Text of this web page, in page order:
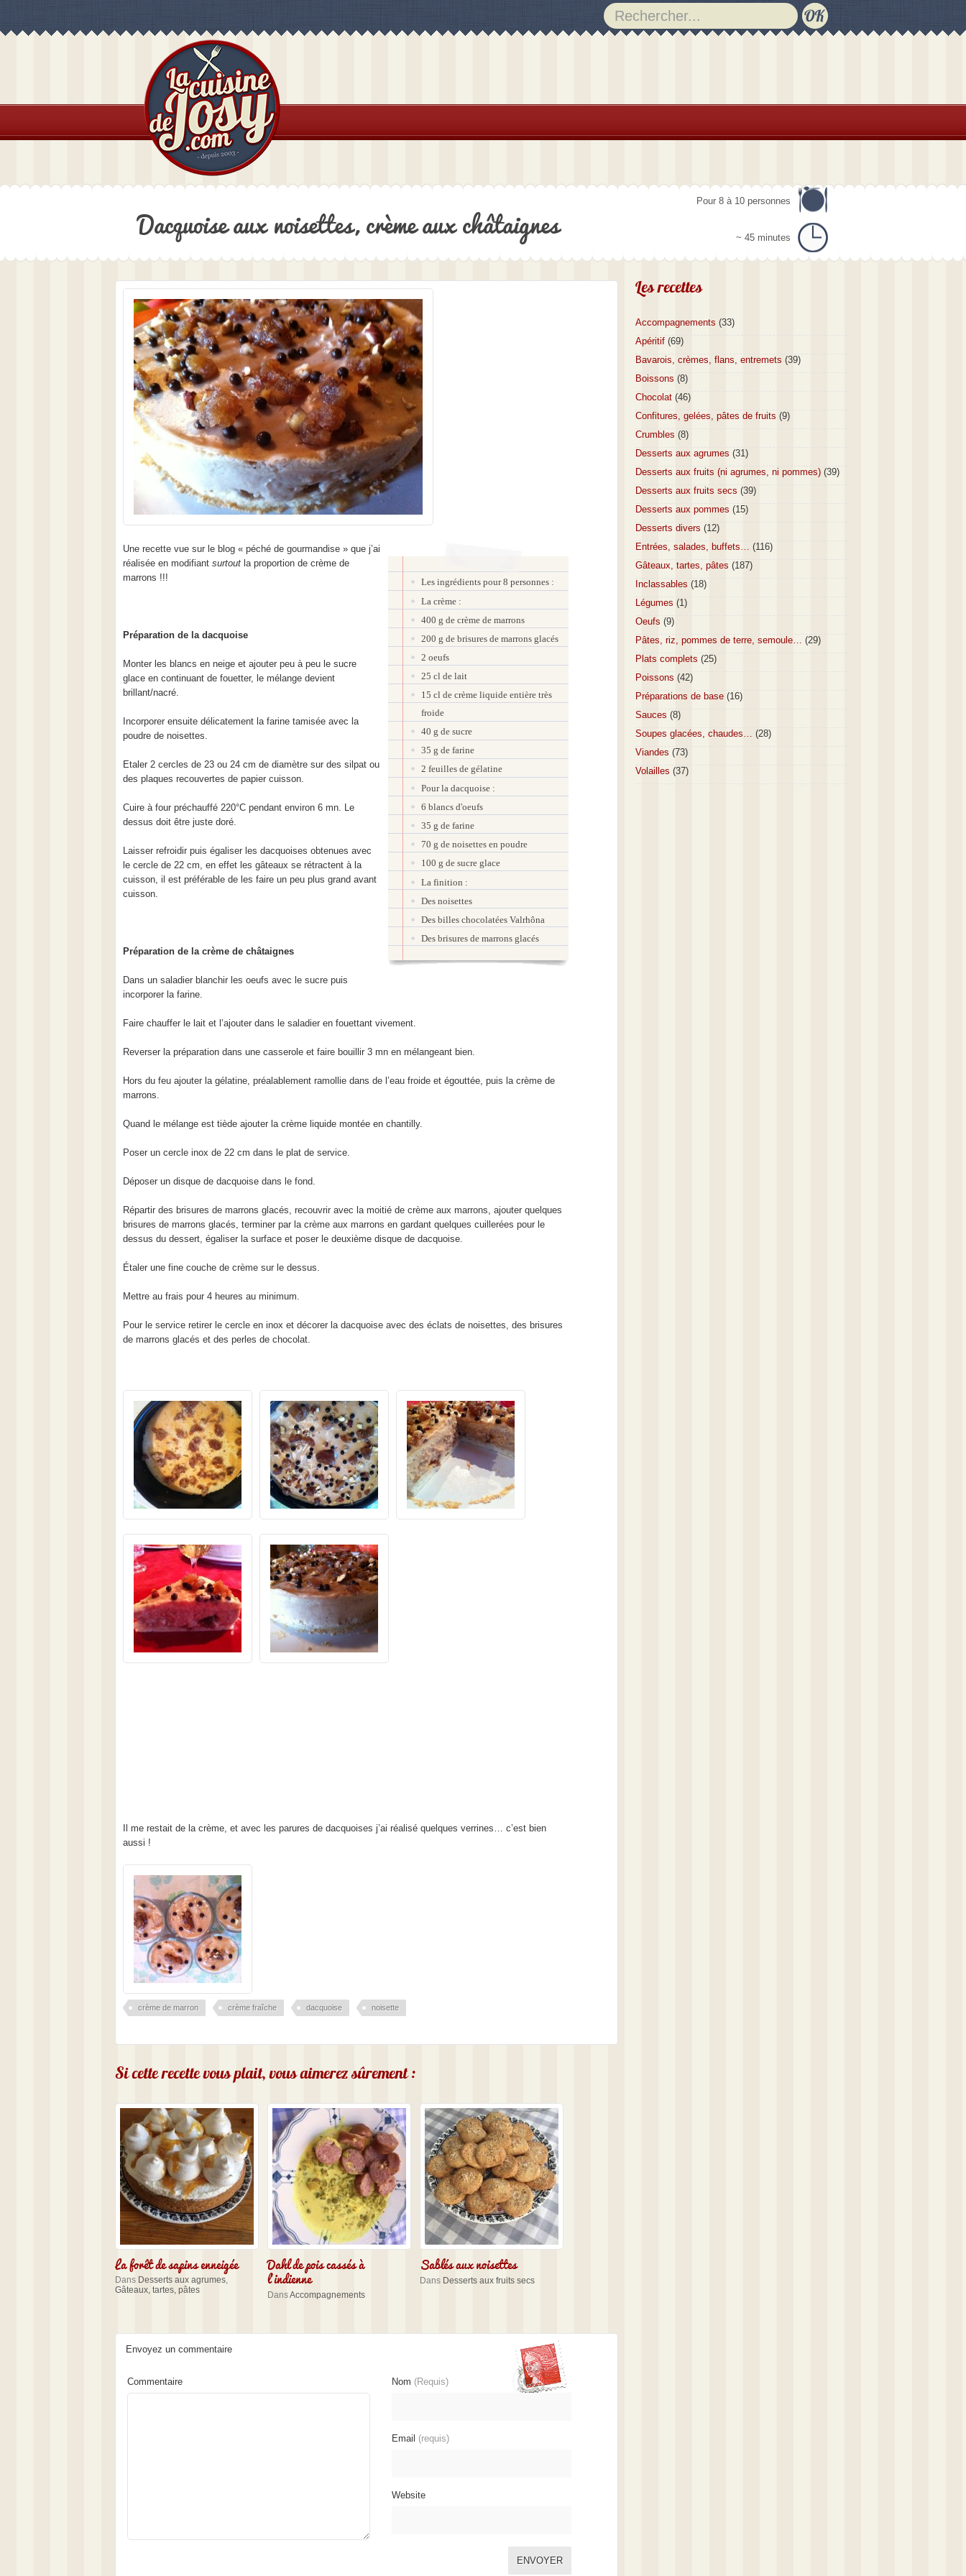
Dacquoise aux noisettes, crème aux châtaignes
Pour 8 à 10 personnes
~ 45 minutes
Les ingrédients pour 8 personnes :
La crème :
400 g de crème de marrons
200 g de brisures de marrons glacés
2 oeufs
25 cl de lait
15 cl de crème liquide entière très
froide
40 g de sucre
35 g de farine
2 feuilles de gélatine
Pour la dacquoise :
6 blancs d'oeufs
35 g de farine
70 g de noisettes en poudre
100 g de sucre glace
La finition :
Des noisettes
Des billes chocolatées Valrhôna
Des brisures de marrons glacés
Une recette vue sur le blog « péché de gourmandise » que j’ai
réalisée en modifiant surtout la proportion de crème de
marrons !!!
Préparation de la dacquoise
Monter les blancs en neige et ajouter peu à peu le sucre
glace en continuant de fouetter, le mélange devient
brillant/nacré.
Incorporer ensuite délicatement la farine tamisée avec la
poudre de noisettes.
Etaler 2 cercles de 23 ou 24 cm de diamètre sur des silpat ou
des plaques recouvertes de papier cuisson.
Cuire à four préchauffé 220°C pendant environ 6 mn. Le
dessus doit être juste doré.
Laisser refroidir puis égaliser les dacquoises obtenues avec
le cercle de 22 cm, en effet les gâteaux se rétractent à la
cuisson, il est préférable de les faire un peu plus grand avant
cuisson.
Préparation de la crème de châtaignes
Dans un saladier blanchir les oeufs avec le sucre puis
incorporer la farine.
Faire chauffer le lait et l’ajouter dans le saladier en fouettant vivement.
Reverser la préparation dans une casserole et faire bouillir 3 mn en mélangeant bien.
Hors du feu ajouter la gélatine, préalablement ramollie dans de l’eau froide et égouttée, puis la crème de
marrons.
Quand le mélange est tiède ajouter la crème liquide montée en chantilly.
Poser un cercle inox de 22 cm dans le plat de service.
Déposer un disque de dacquoise dans le fond.
Répartir des brisures de marrons glacés, recouvrir avec la moitié de crème aux marrons, ajouter quelques
brisures de marrons glacés, terminer par la crème aux marrons en gardant quelques cuillerées pour le
dessus du dessert, égaliser la surface et poser le deuxième disque de dacquoise.
Étaler une fine couche de crème sur le dessus.
Mettre au frais pour 4 heures au minimum.
Pour le service retirer le cercle en inox et décorer la dacquoise avec des éclats de noisettes, des brisures
de marrons glacés et des perles de chocolat.
Il me restait de la crème, et avec les parures de dacquoises j’ai réalisé quelques verrines… c’est bien
aussi !
crème de marron crème fraîche dacquoise noisette
Si cette recette vous plait, vous aimerez sûrement :
La forêt de sapins enneigée
Dans Desserts aux agrumes,
Gâteaux, tartes, pâtes
Dahl de pois cassés à
l’indienne
DansAccompagnements
Sablés aux noisettes
Dans Desserts aux fruits secs
Envoyez un commentaire
Nom (Requis)
Email (requis)
Website
Commentaire
Les recettes
Accompagnements (33)
Apéritif (69)
Bavarois, crèmes, flans, entremets (39)
Boissons (8)
Chocolat (46)
Confitures, gelées, pâtes de fruits (9)
Crumbles (8)
Desserts aux agrumes (31)
Desserts aux fruits (ni agrumes, ni pommes) (39)
Desserts aux fruits secs (39)
Desserts aux pommes (15)
Desserts divers (12)
Entrées, salades, buffets… (116)
Gâteaux, tartes, pâtes (187)
Inclassables (18)
Légumes (1)
Oeufs (9)
Pâtes, riz, pommes de terre, semoule… (29)
Plats complets (25)
Poissons (42)
Préparations de base (16)
Sauces (8)
Soupes glacées, chaudes… (28)
Viandes (73)
Volailles (37)